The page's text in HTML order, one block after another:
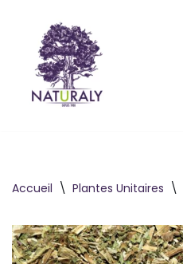
contenu
Accueil \ Plantes Unitaires \